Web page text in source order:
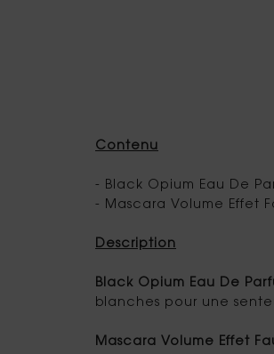
Contenu
- Black Opium Eau De
- Mascara Volume Effet
Description
Black Opium Eau De
blanches pour une
Mascara Volume Effet